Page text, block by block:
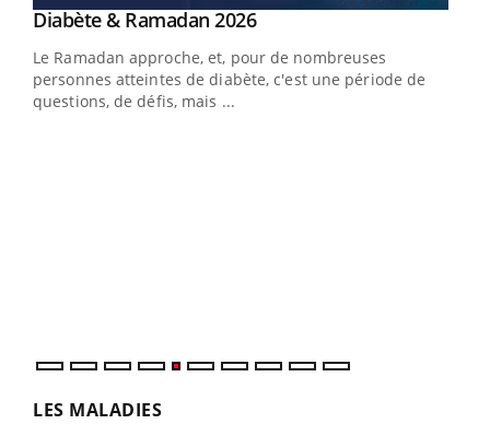
Youtube
Diabète & Ramadan 2026Youtube
Le Ramadan approche, et, pour de nombreuses
personnes atteintes de diabète, c'est une période de
questions, de défis, mais ...
Youtube
Un « jumeau numérique » pour faciliter l’accès
Un établissement lié à un groupe mutualiste innove en
matière de bilan de santé : l'utilisation d'un « jumeau
LES MALADIES